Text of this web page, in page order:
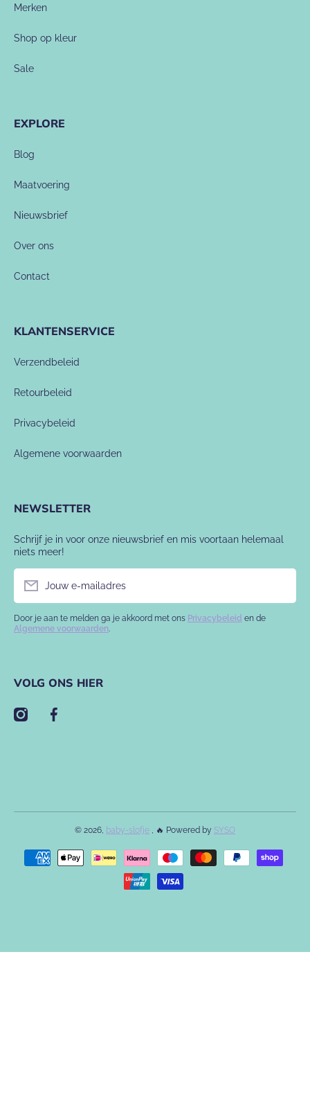
Merken
Shop op kleur
Sale
EXPLORE
Blog
Maatvoering
Nieuwsbrief
Over ons
Contact
KLANTENSERVICE
Verzendbeleid
Retourbeleid
Privacybeleid
Algemene voorwaarden
NEWSLETTER
Schrijf je in voor onze nieuwsbrief en mis voortaan helemaal
niets meer!
Jouw e-mailadres
Door je aan te melden ga je akkoord met ons Privacybeleid en de
Algemene voorwaarden.
VOLG ONS HIER
instagramcom/babyslofje/
facebookcom/babyslofje
© 2026, baby-slofje , 🔥 Powered by SYSO
Betaalmethodes